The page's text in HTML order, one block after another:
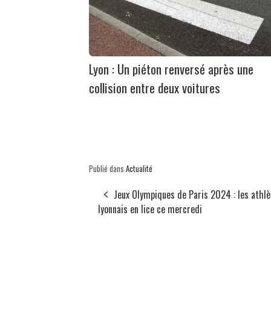
Lyon : Un piéton renversé après une
collision entre deux voitures
Publié dans Actualité
Jeux Olympiques de Paris 2024 : les
lyonnais en lice ce mercredi